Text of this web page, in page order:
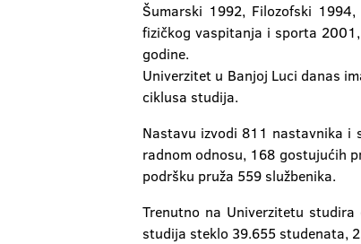
Šumarski 1992, Filozofski
fizičkog vaspitanja i sporta
godine.
Univerzitet u Banjoj Luci danas
ciklusa studija.
Nastavu izvodi 811 nastavnika i
radnom odnosu, 168 gostujućih
podršku pruža 559 službenika.
Trenutno na Univerzitetu
studija steklo 39.655 studenata,